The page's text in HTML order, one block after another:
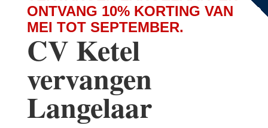
ONTVANG 10% KORTING VAN
MEI TOT SEPTEMBER.
CV Ketel
vervangen
Langelaar